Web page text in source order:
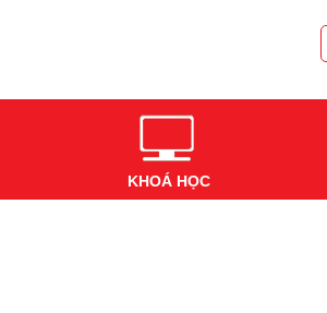
KHOÁ HỌC